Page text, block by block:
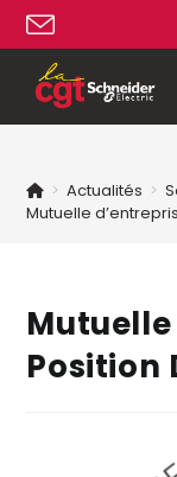
> Actualités >
Mutuelle
Mutuelle
Position